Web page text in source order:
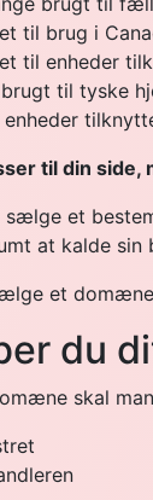
til brug i
til enheder
til tyske
enheder
til din side,
et
at kalde
et
du
skal